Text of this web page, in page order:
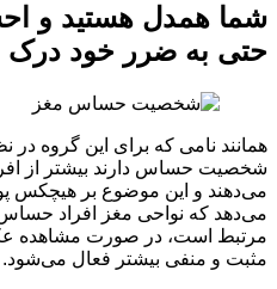
شما همدل هستید و
حتی به ضرر خود درک
همانند نامی که برای این گروه در
شخصیت حساس دارند بیشتر از
می‌دهند و این موضوع بر هیچکس
می‌دهد که نواحی مغز افراد حساس
مرتبط است، در صورت مشاهده
مثبت و منفی بیشتر فعال می‌شود.